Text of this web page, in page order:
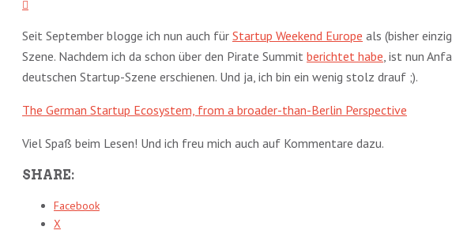
Seit September blogge ich nun auch für Startup Weekend Europe als (bisher
Szene. Nachdem ich da schon über den Pirate Summit berichtet habe, ist nun
deutschen Startup-Szene erschienen. Und ja, ich bin ein wenig stolz drauf ;).
The German Startup Ecosystem, from a broader-than-Berlin Perspective
Viel Spaß beim Lesen! Und ich freu mich auch auf Kommentare dazu.
SHARE:
Facebook
X